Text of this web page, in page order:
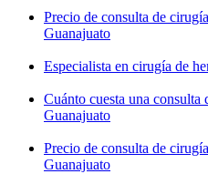
Precio de consulta de
Guanajuato
Especialista en cirugía de
Cuánto cuesta una
Guanajuato
Precio de consulta de
Guanajuato